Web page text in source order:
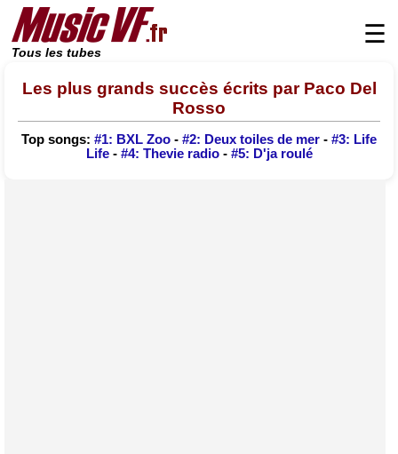
Tous les tubes
☰
Les plus grands succès écrits par Paco Del
Rosso
Top songs: #1: BXL Zoo - #2: Deux toiles de mer - #3: Life
Life- #4: Thevie radio- #5: D'ja roulé